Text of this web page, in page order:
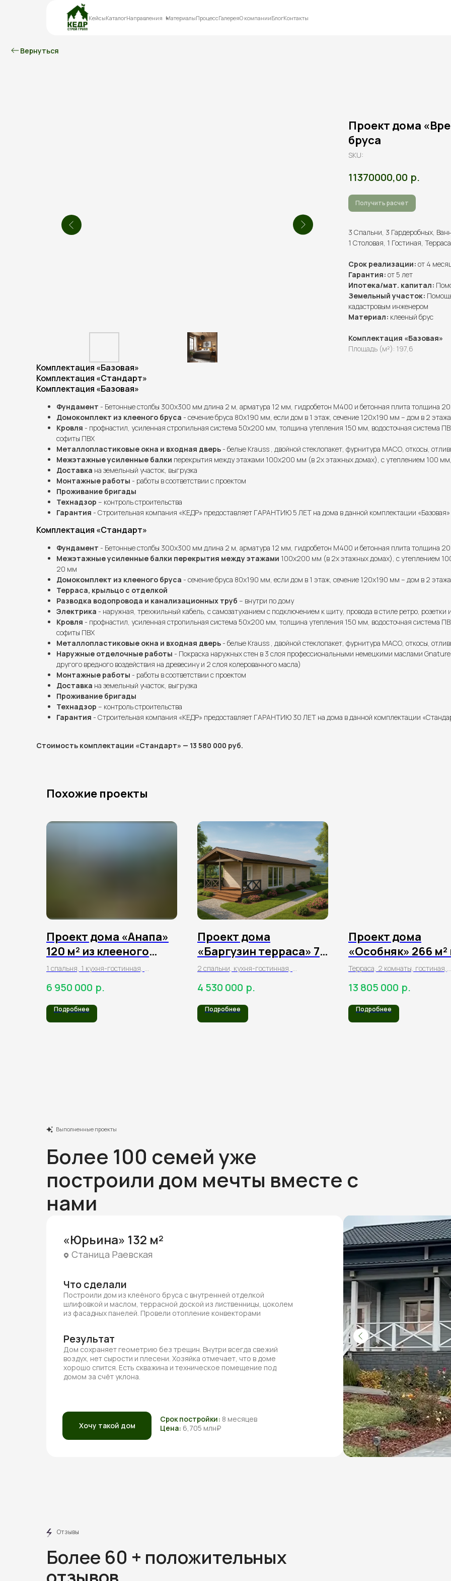
КейсыКаталогНаправления МатериалыПроцессГалереяО компанииБлогКонтакты
Вернуться
Проект дома
бруса
SKU:
11370000,00 р.
Получить расчет
3 Спальни, 3 Гардеробных,
1 Столовая, 1 Гостиная,
Срок реализации: от 4
Гарантия: от 5 лет
Ипотека/мат. капитал:
Земельный участок:
кадастровым инженером
Материал: клееный брус
Комплектация «Базовая»
Площадь (м²): 197,6
Комплектация «Базовая»
Комплектация «Стандарт»
Комплектация «Базовая»
Фундамент - Бетонные столбы 300х300 мм длина 2 м, арматура 12 мм, гидробетон М400 и бетонная плита толщина
Домокомплект из клееного бруса - сечение бруса 80х190 мм, если дом в 1 этаж, сечение 120х190 мм – дом в 2 этажа
Кровля - профнастил, усиленная стропильная система 50х200 мм, толщина утепления 150 мм, водосточная система
софиты ПВХ
Металлопластиковые окна и входная дверь- белые Krauss , двойной стеклопакет, фурнитура МАСО, откосы,
Межэтажные усиленные балки перекрытия между этажами 100х200 мм (в 2х этажных домах), с утеплением 100
Доставка на земельный участок, выгрузка
Монтажные работы - работы в соответствии с проектом
Проживание бригады
Технадзор – контроль строительства
Гарантия - Строительная компания «КЕДР» предоставляет ГАРАНТИЮ 5 ЛЕТ на дома в данной комплектации «Базовая»
Комплектация «Стандарт»
Фундамент - Бетонные столбы 300х300 мм длина 2 м, арматура 12 мм, гидробетон М400 и бетонная плита толщина
Межэтажные усиленные балки перекрытия между этажами 100х200 мм (в 2х этажных домах), с утеплением
20 мм
Домокомплект из клееного бруса - сечение бруса 80х190 мм, если дом в 1 этаж, сечение 120х190 мм – дом в 2 этажа
Терраса, крыльцо с отделкой
Разводка водопровода и канализационных труб – внутри по дому
Электрика - наружная, трехжильный кабель, с самозатуханием с подключением к щиту, провода в стиле ретро, розетки
Кровля - профнастил, усиленная стропильная система 50х200 мм, толщина утепления 150 мм, водосточная система
софиты ПВХ
Металлопластиковые окна и входная дверь- белые Krauss , двойной стеклопакет, фурнитура МАСО, откосы,
Наружные отделочные работы - Покраска наружных стен в 3 слоя профессиональными немецкими маслами
другого вредного воздействия на древесину и 2 слоя колерованного масла)
Монтажные работы - работы в соответствии с проектом
Доставка на земельный участок, выгрузка
Проживание бригады
Технадзор – контроль строительства
Гарантия - Строительная компания «КЕДР» предоставляет ГАРАНТИЮ 30 ЛЕТ на дома в данной комплектации
Стоимость комплектации «Стандарт» — 13 580 000 руб.
Похожие проекты
Проект дома «Анапа»
120 м² из клееного
бруса
1 спальня, 1 кухня-гостинная,
кладовая, терраса
6 950 000 р.
Подробнее
Проект дома
«Баргузин терраса» 79
м² из клееного бруса
2 спальни, кухня-гостинная,
терраса
4 530 000 р.
Подробнее
Проект дома
«Особняк» 266 м²
клееного бруса
Терраса, 2 комнаты, гостиная,
3 гардеробные, 3 санузла
13 805 000 р.
Подробнее
Более 100 семей уже
построили дом мечты вместе с
нами
Выполненные проекты
«Юрьина» 132 м²
Станица Раевская
Что сделали
Построили дом из клеёного бруса с внутренней отделкой
шлифовкой и маслом, террасной доской из лиственницы, цоколем
из фасадных панелей. Провели отопление конвекторами
Результат
Дом сохраняет геометрию без трещин. Внутри всегда свежий
воздух, нет сырости и плесени. Хозяйка отмечает, что в доме
хорошо спится. Есть скважина и техническое помещение под
домом за счёт уклона.
Срок постройки: 8 месяцев
Цена: 6,705 млн₽
Хочу такой дом
Отзывы
Более 60 + положительных